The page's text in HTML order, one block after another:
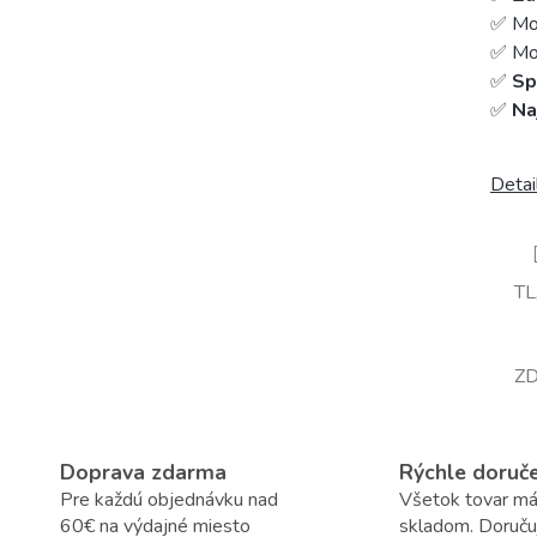
✅
✅
✅
✅
Doprava zdarma
Pre každú objednávku nad
60€ na výdajné miesto
Rýchle
Všetok tovar
skladom.